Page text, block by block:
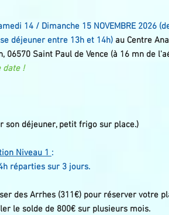
14 / Dimanche 15 NOVEMBRE 2026
déjeuner entre 13h et 14h) au Centre
06570 Saint Paul de Vence (à 16 mn de
date !
son déjeuner, petit frigo sur place.)
Niveau 1 :
réparties sur 3 jours.
des Arrhes (311€) pour réserver votre
le solde de 800€ sur plusieurs mois.